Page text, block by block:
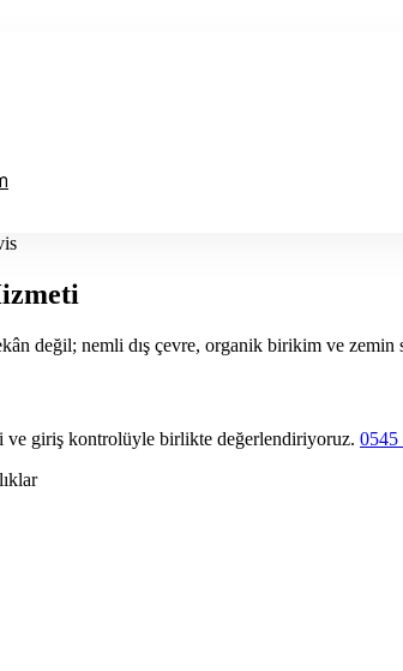
değil; nemli dış çevre, organik birikim ve zemin
ve giriş kontrolüyle birlikte değerlendiriyoruz. 0545